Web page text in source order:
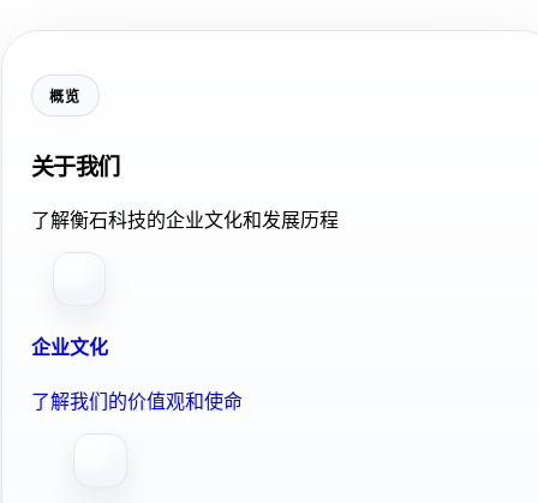
概览
关于我们
了解衡石科技的企业文化和发展历程
企业文化
了解我们的价值观和使命